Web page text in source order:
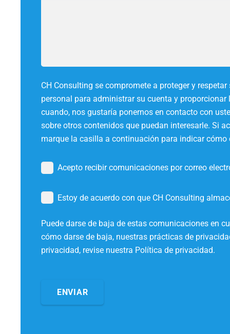
CH Consulting se compromete a proteger y
personal para administrar su cuenta y
cuando, nos gustaría ponernos en contacto con
sobre otros contenidos que puedan interesarle. Si
marque la casilla a continuación para indicar
Acepto recibir comunicaciones por correo
Estoy de acuerdo con que CH Consulting
Puede darse de baja de estas comunicaciones en
cómo darse de baja, nuestras prácticas de
privacidad, revise nuestra Política de privacidad.